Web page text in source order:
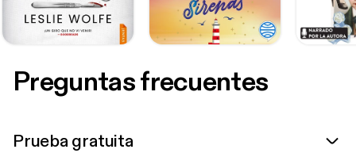
Preguntas frecuentes
Prueba gratuita